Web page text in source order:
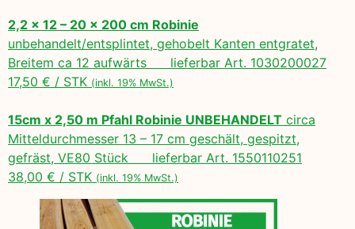
2,2 x 12 – 20 x 200 cm Robinie
unbehandelt/entsplintet, gehobelt Kanten entgratet,
Breitem ca 12 aufwärts lieferbar Art. 1030200027
17,50 € / STK (inkl. 19% MwSt.)
15cm x 2,50 m Pfahl Robinie UNBEHANDELT circa
Mitteldurchmesser 13 – 17 cm geschält, gespitzt,
gefräst, VE80 Stück lieferbar Art. 1550110251
38,00 € / STK (inkl. 19% MwSt.)